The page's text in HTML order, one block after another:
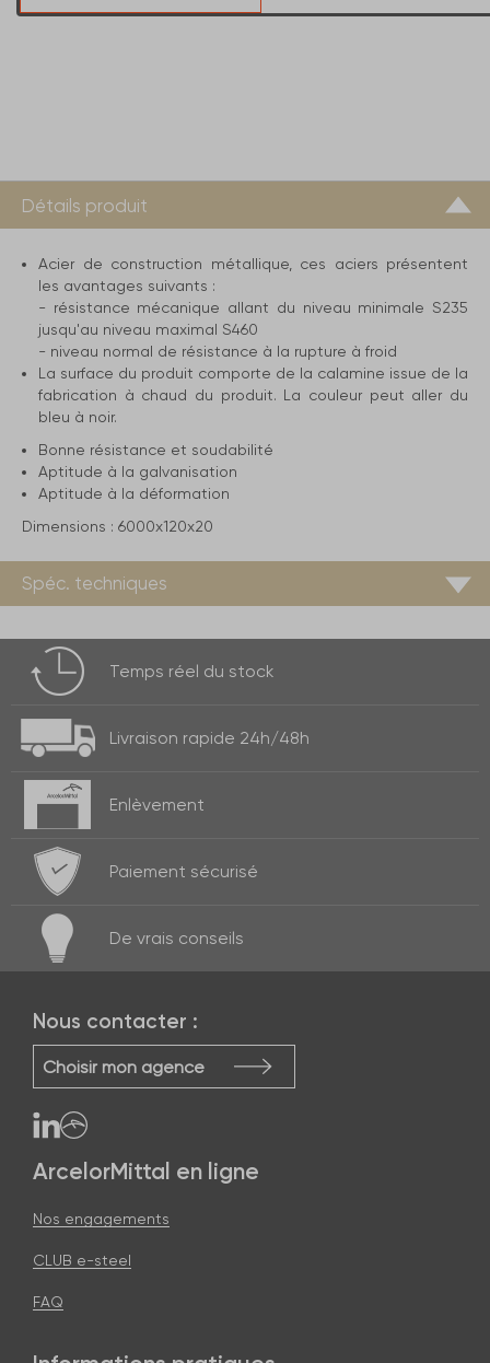
Détails produit
Acier de construction métallique, ces aciers présentent
les avantages suivants :
- résistance mécanique allant du niveau minimale S235
jusqu'au niveau maximal S460
- niveau normal de résistance à la rupture à froid
La surface du produit comporte de la calamine issue de la
fabrication à chaud du produit. La couleur peut aller du
bleu à noir.
Bonne résistance et soudabilité
Aptitude à la galvanisation
Aptitude à la déformation
Dimensions : 6000x120x20
Spéc. techniques
Temps réel du stock
Livraison rapide 24h/48h
Enlèvement
Paiement sécurisé
De vrais conseils
ArcelorMittal en ligne
Nos engagements
CLUB e-steel
FAQ
Nous contacter :
Choisir mon agence